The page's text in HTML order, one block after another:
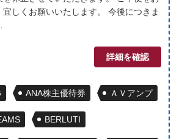
しくお願いいたします。 今後につきま
詳細を確認
ANA株主優待券 ＡＶアンプ
BERLUTI